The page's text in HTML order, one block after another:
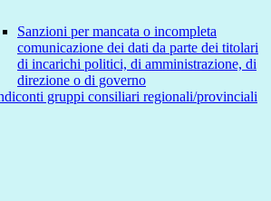
Sanzioni per mancata o incompleta
comunicazione dei dati da parte dei titolari
di incarichi politici, di amministrazione, di
direzione o di governo
gruppi consiliari regionali/provinciali